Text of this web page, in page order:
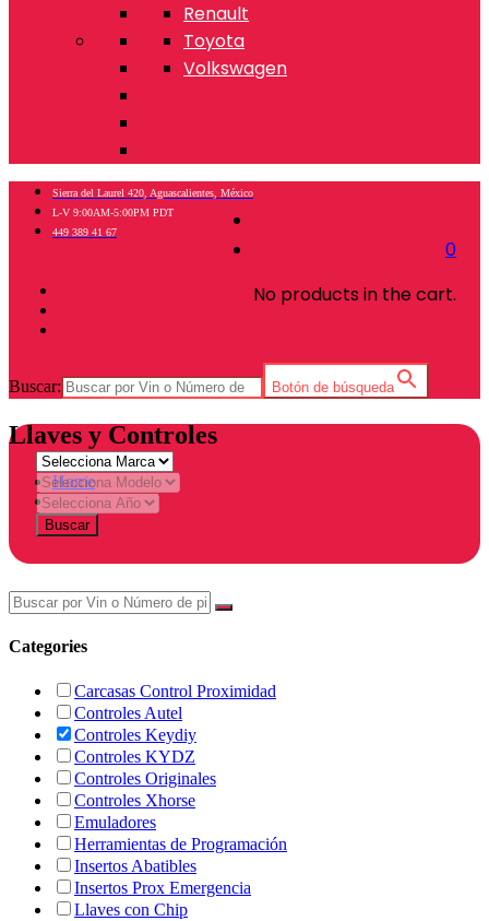
Renault
Toyota
Volkswagen
0
No products in the cart.
Sierra del Laurel 420, Aguascalientes, México
L-V 9:00AM-5:00PM PDT
449 389 41 67
Buscar: Botón de búsqueda
Llaves y Controles
Home
Tienda
Buscar
Categories
Carcasas Control Proximidad
Controles Autel
Controles Keydiy
Controles KYDZ
Controles Originales
Controles Xhorse
Emuladores
Herramientas de Programación
Insertos Abatibles
Insertos Prox Emergencia
Llaves con Chip